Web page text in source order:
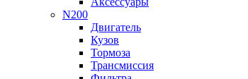
N200
Двигатель
Кузов
Тормоза
Трансмиссия